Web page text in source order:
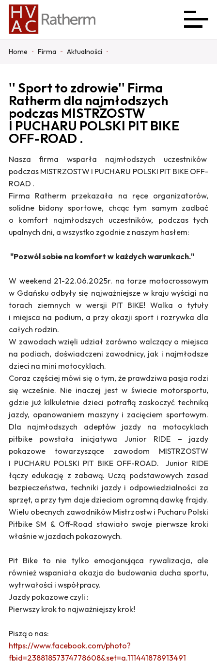
Home Firma Aktualności
'' Sport to zdrowie'' Firma
Ratherm dla najmłodszych
podczas MISTRZOSTW
I PUCHARU POLSKI PIT BIKE
OFF-ROAD .
Nasza firma wsparła najmłodszych uczestników
podczas MISTRZOSTW I PUCHARU POLSKI PIT BIKE OFF-
ROAD .
Firma Ratherm przekazała na ręce organizatorów,
solidne bidony sportowe, chcąc tym samym zadbać
o komfort najmłodszych uczestników, podczas tych
upalnych dni, a wszystko zgodnie z naszym hasłem:
"Pozwól sobie na komfort w każdych warunkach."
W weekend 21-22.06.2025r. na torze motocrossowym
w Gdańsku odbyły się najważniejsze w kraju wyścigi na
torach ziemnych w wersji PIT BIKE! Walka o tytuły
i miejsca na podium, a przy okazji sport i rozrywka dla
całych rodzin.
W zawodach wzięli udział zarówno walczący o miejsca
na podiach, doświadczeni zawodnicy, jak i najmłodsze
dzieci na mini motocyklach.
Coraz częściej mówi się o tym, że prawdziwa pasja rodzi
się wcześnie. Nie inaczej jest w świecie motorsportu,
gdzie już kilkuletnie dzieci potrafią zaskoczyć techniką
jazdy, opanowaniem maszyny i zacięciem sportowym.
Dla najmłodszych adeptów jazdy na motocyklach
pitbike powstała inicjatywa Junior RIDE – jazdy
pokazowe towarzyszące zawodom MISTRZOSTW
I PUCHARU POLSKI PIT BIKE OFF-ROAD. Junior RIDE
łączy edukację z zabawą. Uczą podstawowych zasad
bezpieczeństwa, techniki jazdy i odpowiedzialności za
sprzęt, a przy tym daje dzieciom ogromną dawkę frajdy.
Wielu obecnych zawodników Mistrzostw i Pucharu Polski
Pitbike SM & Off-Road stawiało swoje pierwsze kroki
właśnie w jazdach pokazowych.
Pit Bike to nie tylko emocjonująca rywalizacja, ale
również wspaniała okazja do budowania ducha sportu,
wytrwałości i współpracy.
Jazdy pokazowe czyli :
Pierwszy krok to najważniejszy krok!
Piszą o nas:
https://www.facebook.com/photo?
fbid=23881857374778608&set=a.111441878913491